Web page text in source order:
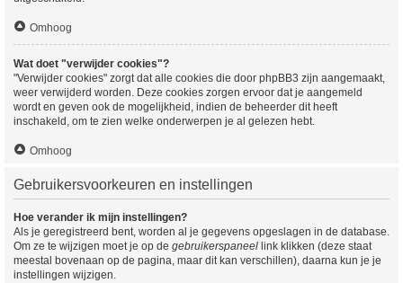
Omhoog
Wat doet "verwijder cookies"?
"Verwijder cookies" zorgt dat alle cookies die door phpBB3 zijn aangemaakt,
weer verwijderd worden. Deze cookies zorgen ervoor dat je aangemeld
wordt en geven ook de mogelijkheid, indien de beheerder dit heeft
inschakeld, om te zien welke onderwerpen je al gelezen hebt.
Omhoog
Gebruikersvoorkeuren en instellingen
Hoe verander ik mijn instellingen?
Als je geregistreerd bent, worden al je gegevens opgeslagen in de database.
Om ze te wijzigen moet je op de gebruikerspaneel link klikken (deze staat
meestal bovenaan op de pagina, maar dit kan verschillen), daarna kun je je
instellingen wijzigen.